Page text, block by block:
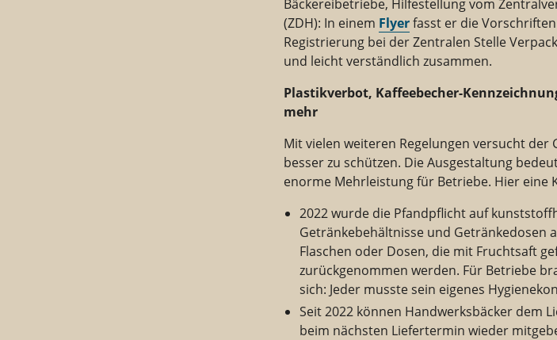
Bäckereibetriebe, Hilfestellung vom
(ZDH): In einem Flyerfasst er die
Registrierung bei der Zentralen Stelle
und leicht verständlich zusammen.
Plastikverbot, Kaffeebecher-
mehr
Mit vielen weiteren Regelungen versucht der
besser zu schützen. Die Ausgestaltung
enorme Mehrleistung für Betriebe. Hier eine
2022 wurde die Pfandpflicht auf
Getränkebehältnisse und Getränkedosen
Flaschen oder Dosen, die mit Fruchtsaft
zurückgenommen werden. Für Betriebe
sich: Jeder musste sein eigenes
Seit 2022 können Handwerksbäcker dem
beim nächsten Liefertermin wieder